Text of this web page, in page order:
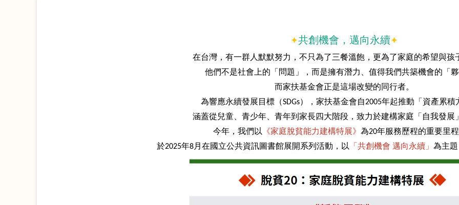
✦共創機會，邁向永續✦
在台灣，有一群人默默努力，不只為了三餐溫飽，更為了家庭的希望與孩
他們不是社會上的「問題」，而是擁有潛力、值得我們共築機會的「
而家扶基金會正是這場改變的同行者。
為響應永續發展目標（SDGs），家扶基金會自2005年起推動「資產累積
涵蓋從兒童、青少年、青年到家長四大階段，致力於建構家庭「自我發展
今年，我們以 《家庭脫貧能力建構特展》 為20年服務歷程的重要里
於2025年8月在國立公共資訊圖書館展開系列活動，以 「共創機會 邁向永續」 為主